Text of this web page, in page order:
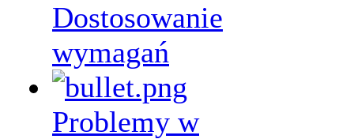
Dostosowanie
wymagań
Problemy w